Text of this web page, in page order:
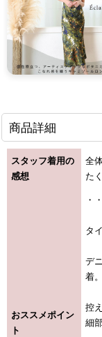
商品詳細
スタッフ着用の
感想
全
た
おススメポイン
ト
・
タ
デ
着。
控
細